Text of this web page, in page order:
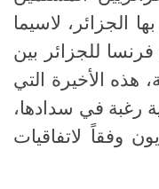
الجزائر، لاسيما
للجزائر بين
هذه الأخيرة التي
رغبة في سدادها،
وفقاً لاتفاقيات